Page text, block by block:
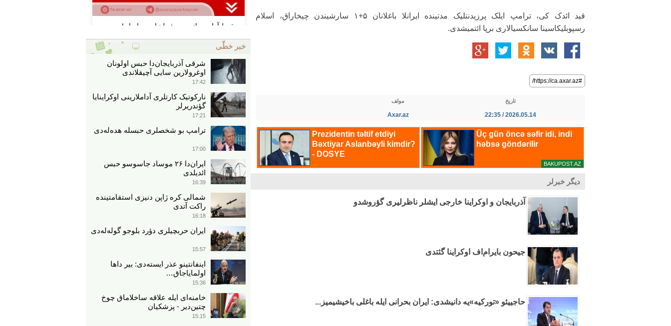
قید ائدک کی، ترامپ ایلک پرزیدنتلیک مدتینده ایرانلا باغلانان ۵+۱ سارشیندن چیخاراق، اسلام
رسپوبلیکاسینا سانکسیالاری برپا ائتمیشدی.
#https://ca.axar.az/
تاریخ
2026.05.14 / 22:35
مولف
Axar.az
دیگر خبرلر
آذربایجان و اوکراینا خارجی ایشلر ناظرلیری گؤروشدو
جیحون بایرام‌اف اوکراینا گئتدی
حاجییئو «تورکیه»یه دانیشدی: ایران بحرانی ایله باغلی باخیشیمیز...
خبر خطّی
شرقی آذربایجان‌دا حبس اولونان
اوغرولارین سایی آچیقلاندی
17:42
نارکوتیک کارتلری آداملارینی اوکراینایا
گؤندریرلر
17:21
ترامپ بو شخصلری حبسله هده‌له‌دی
17:00
ایران‌دا ۲۶ موساد جاسوسو حبس
ائدیلدی
16:39
شمالی کره ژاپن دنیزی استقامتینده
راکت آتدی
16:18
ایران حربچیلری دؤرد بلوجو گوله‌له‌دی
15:57
اینفانتینو عذر ایسته‌دی: بیر داها
اولمایاجاق…
15:36
خامنه‌ای ایله علاقه ساخلاماق چوخ
چتین‌دیر - پزشکیان
15:15